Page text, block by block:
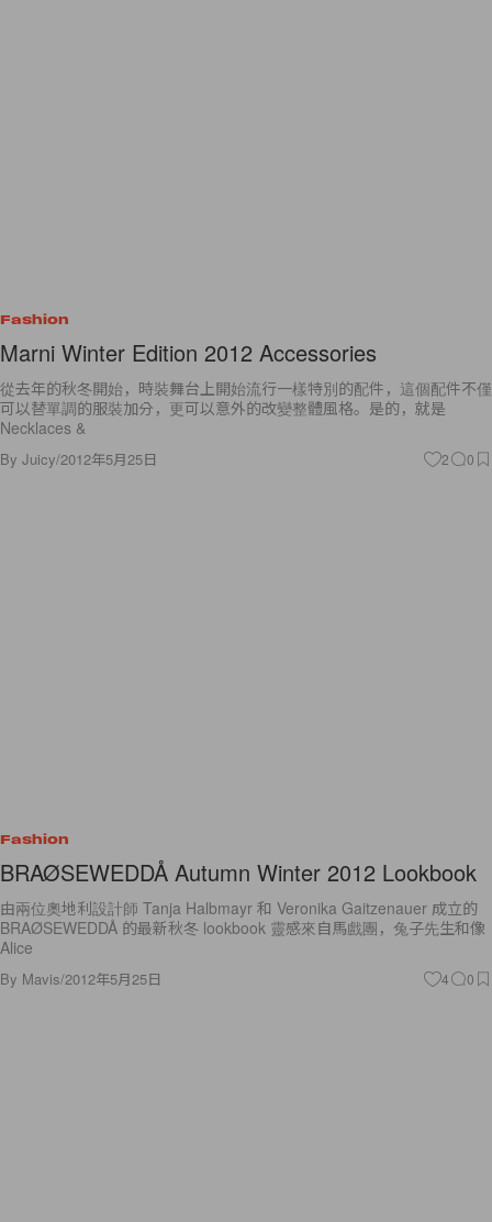
Fashion
Marni Winter Edition 2012 Accessories
從去年的秋冬開始，時裝舞台上開始流行一樣特別的配件，這個配件不僅
可以替單調的服裝加分，更可以意外的改變整體風格。是的，就是
Necklaces &
By Juicy/2012年5月25日 2 0
Fashion
BRAØSEWEDDÅ Autumn Winter 2012 Lookbook
由兩位奧地利設計師 Tanja Halbmayr 和 Veronika Gaitzenauer 成立的
BRAØSEWEDDÅ 的最新秋冬 lookbook 靈感來自馬戲團，兔子先生和像
Alice
By Mavis/2012年5月25日 4 0